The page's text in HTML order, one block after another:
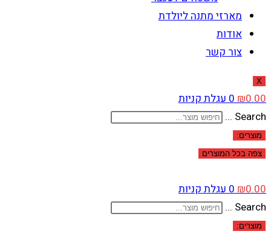
מארזי מתנה ליולדת
אודות
צור קשר
X
₪0.00
0עגלת קניות
Search ...
מוצרים:
צפה בכל המוצרים
₪0.00
0עגלת קניות
Search ...
מוצרים: